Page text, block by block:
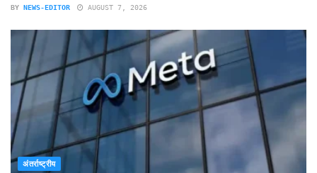
BY NEWS-EDITOR AUGUST 7, 2026
अंतर्राष्ट्रीय